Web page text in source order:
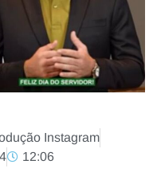
Instagram
12:06